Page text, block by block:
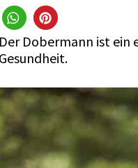
Der Dobermann ist ein
Gesundheit.